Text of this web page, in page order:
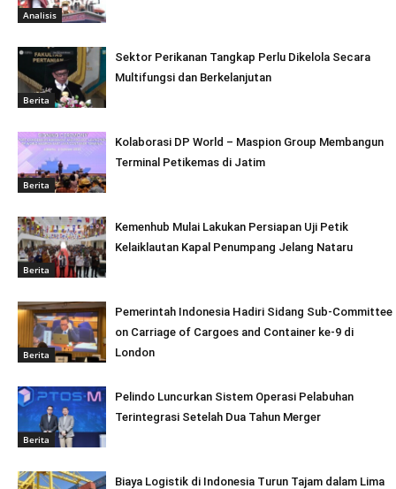
Analisis
Berita
Sektor Perikanan Tangkap Perlu Dikelola Secara
Multifungsi dan Berkelanjutan
Berita
Kolaborasi DP World – Maspion Group Membangun
Terminal Petikemas di Jatim
Berita
Kemenhub Mulai Lakukan Persiapan Uji Petik
Kelaiklautan Kapal Penumpang Jelang Nataru
Berita
Pemerintah Indonesia Hadiri Sidang Sub-Committee
on Carriage of Cargoes and Container ke-9 di
London
Berita
Pelindo Luncurkan Sistem Operasi Pelabuhan
Terintegrasi Setelah Dua Tahun Merger
Biaya Logistik di Indonesia Turun Tajam dalam Lima